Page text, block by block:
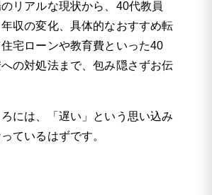
リアルな現状から、40代教員
収の変化、具体的なおすすめ転
宅ローンや教育費といった40
の対処法まで、包み隠さずお伝
には、「遅い」という思い込み
ているはずです。